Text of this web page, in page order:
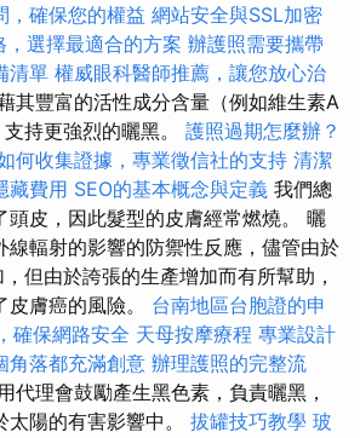
，確保您的權益 網站安全與SSL加密
選擇最適合的方案 辦護照需要攜帶
清單 權威眼科醫師推薦，讓您放心治
其豐富的活性成分含量（例如維生素A
持更強烈的曬黑。 護照過期怎麼辦？
何收集證據，專業徵信社的支持 清潔
藏費用 SEO的基本概念與定義 我們總
頭皮，因此髮型的皮膚經常燃燒。 曬
線輻射的影響的防禦性反應，儘管由於
但由於誇張的生產增加而有所幫助，
膚癌的風險。 台南地區台胞證的申
確保網路安全 天母按摩療程 專業設計
角落都充滿創意 辦理護照的完整流
代理會鼓勵產生黑色素，負責曬黑，
陽的有害影響中。 拔罐技巧教學 玻